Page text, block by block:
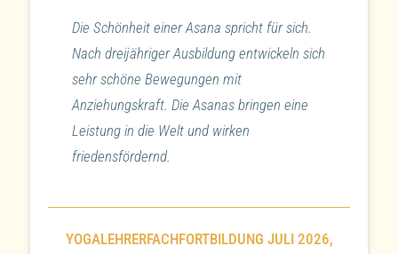
Die Schönheit einer Asana spricht für sich.
Nach dreijähriger Ausbildung entwickeln sich
sehr schöne Bewegungen mit
Anziehungskraft. Die Asanas bringen eine
Leistung in die Welt und wirken
friedensfördernd.
YOGALEHRERFACHFORTBILDUNG JULI 2026,